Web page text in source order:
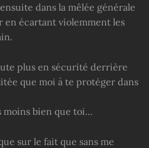
dans la mêlée générale
en écartant violemment les
plus en sécurité derrière
que moi à te protéger dans
moins bien que toi…
sur le fait que sans me